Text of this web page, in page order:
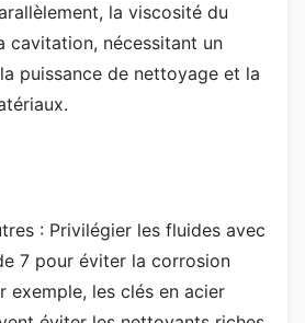
la viscosité du
cavitation, nécessitant un
puissance de nettoyage et la
: Privilégier les fluides avec
7 pour éviter la corrosion
exemple, les clés en acier